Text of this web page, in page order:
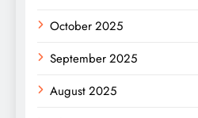
October 2025
September 2025
August 2025